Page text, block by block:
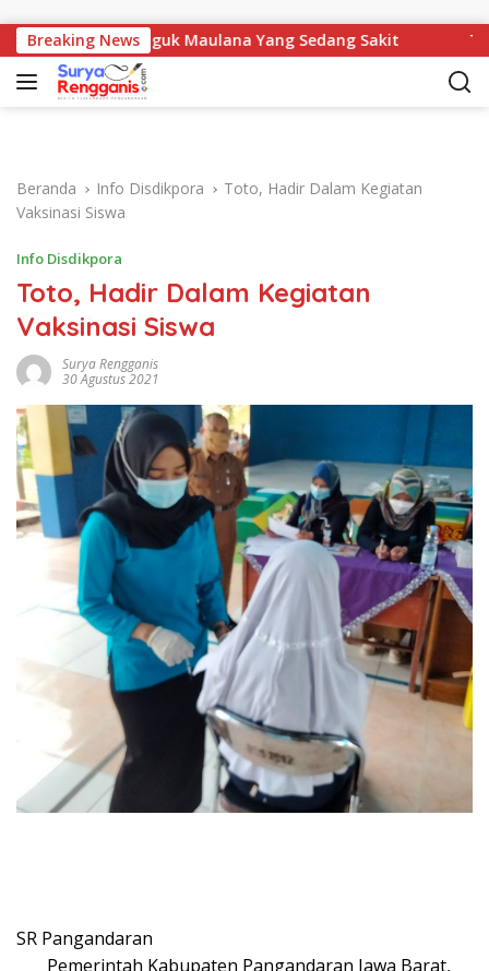
Breaking News
Jenguk Maulana Yang Sedang Sakit Tegas!
Beranda Info Disdikpora
Toto, Hadir Dalam Kegiatan
Vaksinasi Siswa
Info Disdikpora
Toto, Hadir Dalam Kegiatan
Vaksinasi Siswa
Surya Rengganis
30 Agustus 2021
SR Pangandaran
Pemerintah Kabupaten Pangandaran Jawa Barat,